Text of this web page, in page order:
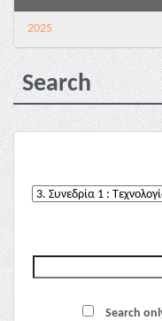
2025
Search
Search